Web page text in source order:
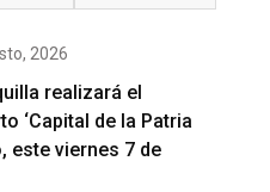
2026
realizará el
‘Capital de la Patria
este viernes 7 de